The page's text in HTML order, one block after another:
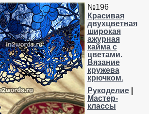
НА РАБ. СТОЛ
№196
Красивая
двухцветная
широкая
ажурная
кайма с
цветами.
Вязание
кружева
крючком.
Рукоделие|
Мастер-
классы